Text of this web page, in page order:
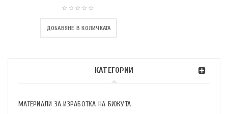
КАТЕГОРИИ
МАТЕРИАЛИ ЗА ИЗРАБОТКА НА БИЖУТА
ДОБАВЯНЕ В КОЛИЧКАТА